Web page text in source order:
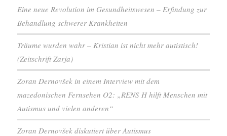
Eine neue Revolution im Gesundheitswesen – Erfindung zur
Behandlung schwerer Krankheiten
Träume wurden wahr – Kristian ist nicht mehr autistisch!
(Zeitschrift Zarja)
Zoran Dernovšek in einem Interview mit dem
mazedonischen Fernsehen O2: „RENS H hilft Menschen mit
Autismus und vielen anderen“
Zoran Dernovšek diskutiert über Autismus